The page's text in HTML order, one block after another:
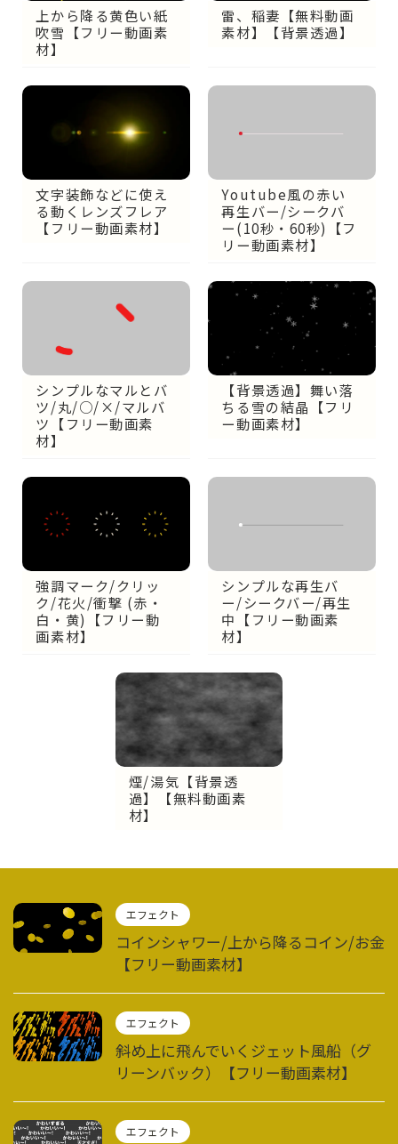
上から降る黄色い紙
吹雪【フリー動画素
材】
雷、稲妻【無料動画
素材】【背景透過】
文字装飾などに使え
る動くレンズフレア
【フリー動画素材】
Youtube風の赤い
再生バー/シークバ
ー(10秒・60秒)【フ
リー動画素材】
シンプルなマルとバ
ツ/丸/○/×/マルバ
ツ【フリー動画素
材】
【背景透過】舞い落
ちる雪の結晶【フリ
ー動画素材】
強調マーク/クリッ
ク/花火/衝撃 (赤・
白・黄)【フリー動
画素材】
シンプルな再生バ
ー/シークバー/再生
中【フリー動画素
材】
煙/湯気【背景透
過】【無料動画素
材】
エフェクト
コインシャワー/上から降るコイン/お金
【フリー動画素材】
エフェクト
斜め上に飛んでいくジェット風船（グ
リーンバック）【フリー動画素材】
エフェクト